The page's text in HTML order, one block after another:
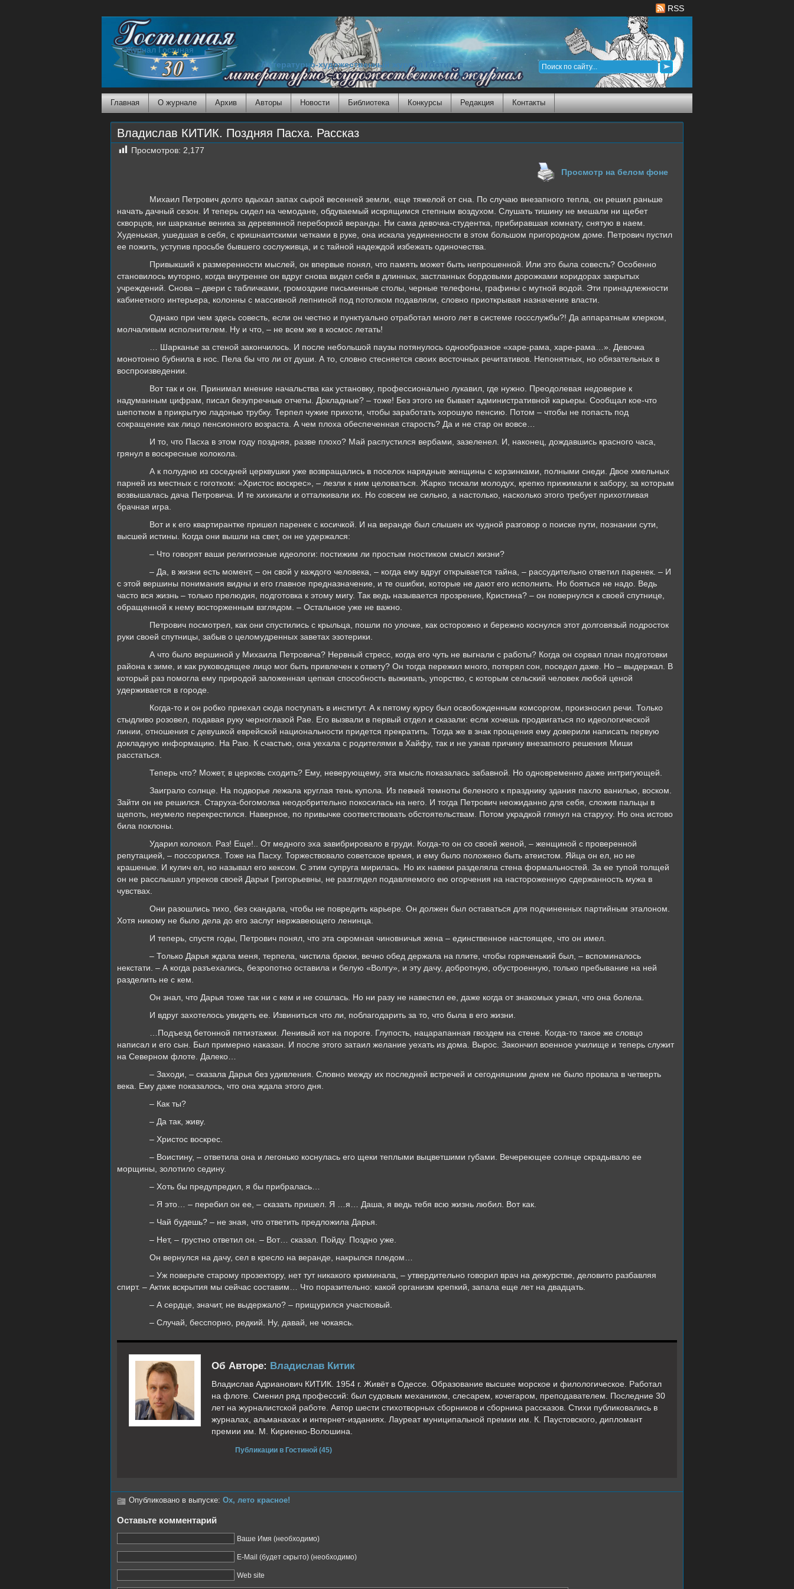
RSS
Журнал Гостиная
Литературно-художественный журнал Гостиная
Главная О журнале Архив Авторы Новости Библиотека Конкурсы Редакция Контакты
Владислав КИТИК. Поздняя Пасха. Рассказ
Просмотров: 2,177
Просмотр на белом фоне
Михаил Петрович долго вдыхал запах сырой весенней земли, еще тяжелой от сна. По случаю внезапного тепла, он решил раньше
начать дачный сезон. И теперь сидел на чемодане, обдуваемый искрящимся степным воздухом. Слушать тишину не мешали ни щебет
скворцов, ни шарканье веника за деревянной переборкой веранды. Ни сама девочка-студентка, прибиравшая комнату, снятую в наем.
Худенькая, ушедшая в себя, с кришнаитскими четками в руке, она искала уединенности в этом большом пригородном доме. Петрович пустил
ее пожить, уступив просьбе бывшего сослуживца, и с тайной надеждой избежать одиночества.
Привыкший к размеренности мыслей, он впервые понял, что память может быть непрошенной. Или это была совесть? Особенно
становилось муторно, когда внутренне он вдруг снова видел себя в длинных, застланных бордовыми дорожками коридорах закрытых
учреждений. Снова – двери с табличками, громоздкие письменные столы, черные телефоны, графины с мутной водой. Эти принадлежности
кабинетного интерьера, колонны с массивной лепниной под потолком подавляли, словно приоткрывая назначение власти.
Однако при чем здесь совесть, если он честно и пунктуально отработал много лет в системе госсслужбы?! Да аппаратным клерком,
молчаливым исполнителем. Ну и что, – не всем же в космос летать!
… Шарканье за стеной закончилось. И после небольшой паузы потянулось однообразное «харе-рама, харе-рама…». Девочка
монотонно бубнила в нос. Пела бы что ли от души. А то, словно стесняется своих восточных речитативов. Непонятных, но обязательных в
воспроизведении.
Вот так и он. Принимал мнение начальства как установку, профессионально лукавил, где нужно. Преодолевая недоверие к
надуманным цифрам, писал безупречные отчеты. Докладные? – тоже! Без этого не бывает административной карьеры. Сообщал кое-что
шепотком в прикрытую ладонью трубку. Терпел чужие прихоти, чтобы заработать хорошую пенсию. Потом – чтобы не попасть под
сокращение как лицо пенсионного возраста. А чем плоха обеспеченная старость? Да и не стар он вовсе…
И то, что Пасха в этом году поздняя, разве плохо? Май распустился вербами, зазеленел. И, наконец, дождавшись красного часа,
грянул в воскресные колокола.
А к полудню из соседней церквушки уже возвращались в поселок нарядные женщины с корзинками, полными снеди. Двое хмельных
парней из местных с гоготком: «Христос воскрес», – лезли к ним целоваться. Жарко тискали молодух, крепко прижимали к забору, за которым
возвышалась дача Петровича. И те хихикали и отталкивали их. Но совсем не сильно, а настолько, насколько этого требует прихотливая
брачная игра.
Вот и к его квартирантке пришел паренек с косичкой. И на веранде был слышен их чудной разговор о поиске пути, познании сути,
высшей истины. Когда они вышли на свет, он не удержался:
– Что говорят ваши религиозные идеологи: постижим ли простым гностиком смысл жизни?
– Да, в жизни есть момент, – он свой у каждого человека, – когда ему вдруг открывается тайна, – рассудительно ответил паренек. – И
с этой вершины понимания видны и его главное предназначение, и те ошибки, которые не дают его исполнить. Но бояться не надо. Ведь
часто вся жизнь – только прелюдия, подготовка к этому мигу. Так ведь называется прозрение, Кристина? – он повернулся к своей спутнице,
обращенной к нему восторженным взглядом. – Остальное уже не важно.
Петрович посмотрел, как они спустились с крыльца, пошли по улочке, как осторожно и бережно коснулся этот долговязый подросток
руки своей спутницы, забыв о целомудренных заветах эзотерики.
А что было вершиной у Михаила Петровича? Нервный стресс, когда его чуть не выгнали с работы? Когда он сорвал план подготовки
района к зиме, и как руководящее лицо мог быть привлечен к ответу? Он тогда пережил много, потерял сон, поседел даже. Но – выдержал. В
который раз помогла ему природой заложенная цепкая способность выживать, упорство, с которым сельский человек любой ценой
удерживается в городе.
Когда-то и он робко приехал сюда поступать в институт. А к пятому курсу был освобожденным комсоргом, произносил речи. Только
стыдливо розовел, подавая руку черноглазой Рае. Его вызвали в первый отдел и сказали: если хочешь продвигаться по идеологической
линии, отношения с девушкой еврейской национальности придется прекратить. Тогда же в знак прощения ему доверили написать первую
докладную информацию. На Раю. К счастью, она уехала с родителями в Хайфу, так и не узнав причину внезапного решения Миши
расстаться.
Теперь что? Может, в церковь сходить? Ему, неверующему, эта мысль показалась забавной. Но одновременно даже интригующей.
Заиграло солнце. На подворье лежала круглая тень купола. Из певчей темноты беленого к празднику здания пахло ванилью, воском.
Зайти он не решился. Старуха-богомолка неодобрительно покосилась на него. И тогда Петрович неожиданно для себя, сложив пальцы в
щепоть, неумело перекрестился. Наверное, по привычке соответствовать обстоятельствам. Потом украдкой глянул на старуху. Но она истово
била поклоны.
Ударил колокол. Раз! Еще!.. От медного эха завибрировало в груди. Когда-то он со своей женой, – женщиной с проверенной
репутацией, – поссорился. Тоже на Пасху. Торжествовало советское время, и ему было положено быть атеистом. Яйца он ел, но не
крашеные. И кулич ел, но называл его кексом. С этим супруга мирилась. Но их навеки разделяла стена формальностей. За ее тупой толщей
он не расслышал упреков своей Дарьи Григорьевны, не разглядел подавляемого ею огорчения на настороженную сдержанность мужа в
чувствах.
Они разошлись тихо, без скандала, чтобы не повредить карьере. Он должен был оставаться для подчиненных партийным эталоном.
Хотя никому не было дела до его заслуг нержавеющего ленинца.
И теперь, спустя годы, Петрович понял, что эта скромная чиновничья жена – единственное настоящее, что он имел.
– Только Дарья ждала меня, терпела, чистила брюки, вечно обед держала на плите, чтобы горяченький был, – вспоминалось
некстати. – А когда разъехались, безропотно оставила и белую «Волгу», и эту дачу, добротную, обустроенную, только пребывание на ней
разделить не с кем.
Он знал, что Дарья тоже так ни с кем и не сошлась. Но ни разу не навестил ее, даже когда от знакомых узнал, что она болела.
И вдруг захотелось увидеть ее. Извиниться что ли, поблагодарить за то, что была в его жизни.
…Подъезд бетонной пятиэтажки. Ленивый кот на пороге. Глупость, нацарапанная гвоздем на стене. Когда-то такое же словцо
написал и его сын. Был примерно наказан. И после этого затаил желание уехать из дома. Вырос. Закончил военное училище и теперь служит
на Северном флоте. Далеко…
– Заходи, – сказала Дарья без удивления. Словно между их последней встречей и сегодняшним днем не было провала в четверть
века. Ему даже показалось, что она ждала этого дня.
– Как ты?
– Да так, живу.
– Христос воскрес.
– Воистину, – ответила она и легонько коснулась его щеки теплыми выцветшими губами. Вечереющее солнце скрадывало ее
морщины, золотило седину.
– Хоть бы предупредил, я бы прибралась…
– Я это… – перебил он ее, – сказать пришел. Я …я… Даша, я ведь тебя всю жизнь любил. Вот как.
– Чай будешь? – не зная, что ответить предложила Дарья.
– Нет, – грустно ответил он. – Вот… сказал. Пойду. Поздно уже.
Он вернулся на дачу, сел в кресло на веранде, накрылся пледом…
– Уж поверьте старому прозектору, нет тут никакого криминала, – утвердительно говорил врач на дежурстве, деловито разбавляя
спирт. – Актик вскрытия мы сейчас составим… Что поразительно: какой организм крепкий, запала еще лет на двадцать.
– А сердце, значит, не выдержало? – прищурился участковый.
– Случай, бесспорно, редкий. Ну, давай, не чокаясь.
Об Авторе: Владислав Китик
Владислав Адрианович КИТИК. 1954 г. Живёт в Одессе. Образование высшее морское и филологическое. Работал
на флоте. Сменил ряд профессий: был судовым механиком, слесарем, кочегаром, преподавателем. Последние 30
лет на журналистской работе. Автор шести стихотворных сборников и сборника рассказов. Стихи публиковались в
журналах, альманахах и интернет-изданиях. Лауреат муниципальной премии им. К. Паустовского, дипломант
премии им. М. Кириенко-Волошина.
Публикации в Гостиной (45)
Опубликовано в выпуске: Ох, лето красное!
Оставьте комментарий
Ваше Имя (необходимо)
E-Mail (будет скрыто) (необходимо)
Web site